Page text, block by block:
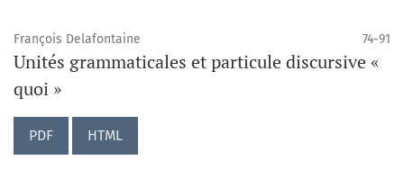
François Delafontaine 74-91
Unités grammaticales et particule discursive «
quoi »
PDF HTML